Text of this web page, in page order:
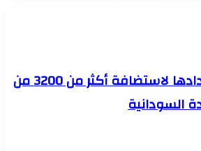
كردفان تعلن استعدادها لاستضافة أكثر من 3200 من
السودانية